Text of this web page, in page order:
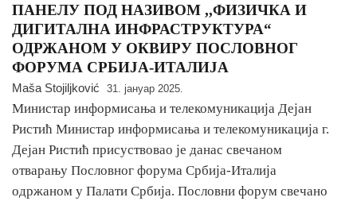
ПАНЕЛУ ПОД НАЗИВОМ ,,ФИЗИЧКА И
ДИГИТАЛНА ИНФРАСТРУКТУРА“
ОДРЖАНОМ У ОКВИРУ ПОСЛОВНОГ
ФОРУМА СРБИЈА-ИТАЛИЈА
Maša Stojiljković 31. јануар 2025.
Министар информисања и телекомуникација Дејан
Ристић Министар информисања и телекомуникација г.
Дејан Ристић присуствовао је данас свечаном
отварању Пословног форума Србија-Италија
одржаном у Палати Србија. Пословни форум свечано